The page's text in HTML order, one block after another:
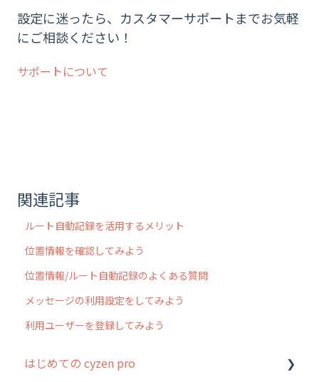
設定に迷ったら、カスタマーサポートまでお気軽
にご相談ください！
サポートについて
関連記事
ルート自動記録を活用するメリット
位置情報を確認してみよう
位置情報/ルート自動記録のよくある質問
メッセージの利用設定をしてみよう
利用ユーザーを登録してみよう
はじめての cyzen pro